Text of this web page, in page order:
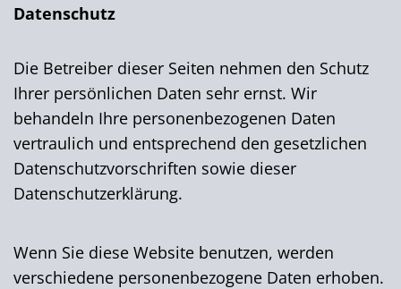
Datenschutz
Die Betreiber dieser Seiten nehmen den Schutz
Ihrer persönlichen Daten sehr ernst. Wir
behandeln Ihre personenbezogenen Daten
vertraulich und entsprechend den gesetzlichen
Datenschutzvorschriften sowie dieser
Datenschutzerklärung.
Wenn Sie diese Website benutzen, werden
verschiedene personenbezogene Daten erhoben.